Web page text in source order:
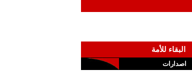
البقاء للأمة
اصدارات